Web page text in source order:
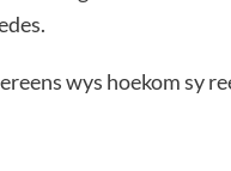
wys hoekom sy